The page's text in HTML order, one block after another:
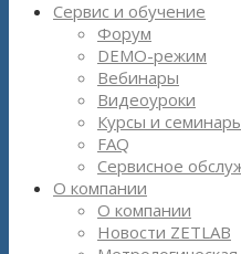
Сервис и обучение
Форум
DEMO-режим
Вебинары
Видеоуроки
Курсы и
FAQ
Сервисное
О компании
О компании
Новости ZETLAB